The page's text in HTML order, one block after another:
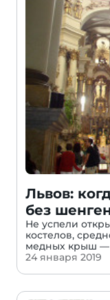
Львов:
без
Не успели
костелов,
медных крыш —
24 января 2019